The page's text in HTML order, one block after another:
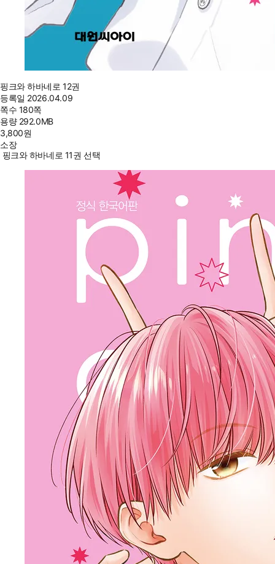
핑크와 하바네로 12권
등록일 2026.04.09
쪽수 180쪽
용량 292.0MB
3,800원
소장
핑크와 하바네로 11권 선택